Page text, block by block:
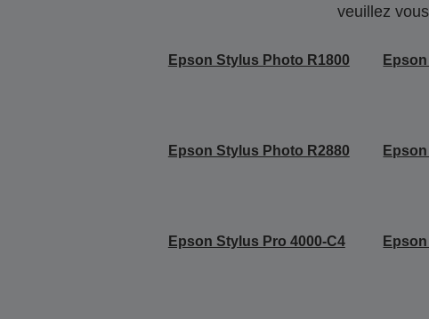
veuillez
Epson Stylus Photo R1800
Epson Stylus Photo R2880
Epson Stylus Pro 4000-C4